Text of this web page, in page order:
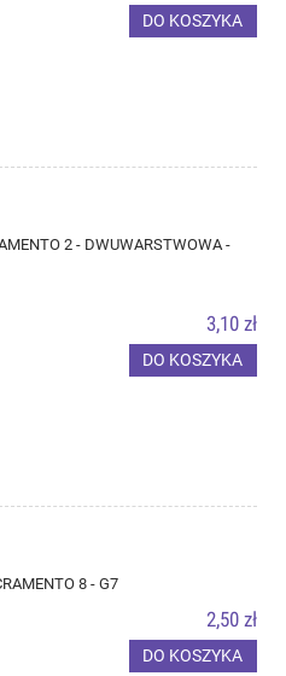
DO KOSZYKA
2 - DWUWARSTWOWA -
3,10 zł
DO KOSZYKA
8 - G7
2,50 zł
DO KOSZYKA